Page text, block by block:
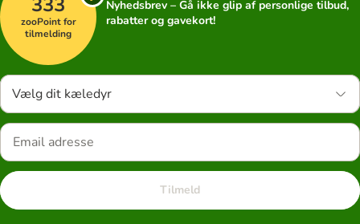
zooPoint for
tilmelding
Nyhedsbrev – Gå ikke glip af personlige tilbud,
rabatter og gavekort!
Vælg dit kæledyr
Tilmeld